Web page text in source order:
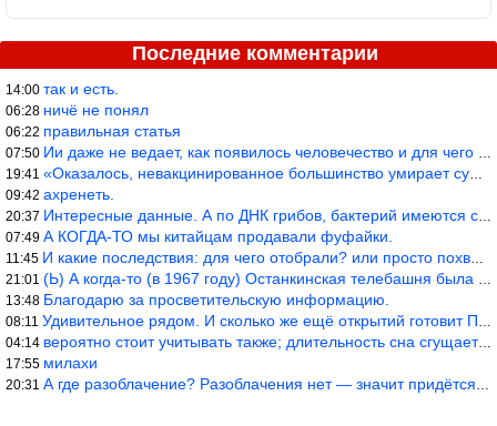
Последние комментарии
14:00 так и есть.
06:28 ничё не понял
06:22 правильная статья
07:50 Ии даже не ведает, как появилось человечество и для чего оно сущ
19:41 «Оказалось, невакцинированное большинство умирает существенно ча
09:42 ахренеть.
20:37 Интересные данные. А по ДНК грибов, бактерий имеются сведения из
07:49 А КОГДА-ТО мы китайцам продавали фуфайки.
11:45 И какие последствия: для чего отобрали? или просто похвастались.
21:01 (Ь) А когда-то (в 1967 году) Останкинская телебашня была самым в
13:48 Благодарю за просветительскую информацию.
08:11 Удивительное рядом. И сколько же ещё открытий готовит Просвещень
04:14 вероятно стоит учитывать также; длительность сна сгущает кровото
17:55 милахи
20:31 А где разоблачение? Разоблачения нет — значит придётся принять к